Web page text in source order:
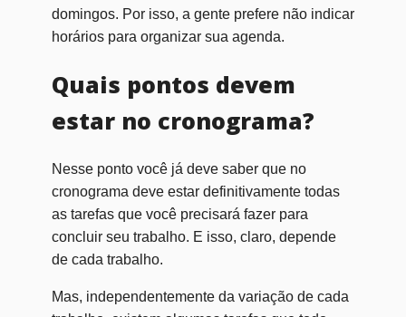
domingos. Por isso, a gente prefere não indicar
horários para organizar sua agenda.
Quais pontos devem
estar no cronograma?
Nesse ponto você já deve saber que no
cronograma deve estar definitivamente todas
as tarefas que você precisará fazer para
concluir seu trabalho. E isso, claro, depende
de cada trabalho.
Mas, independentemente da variação de cada